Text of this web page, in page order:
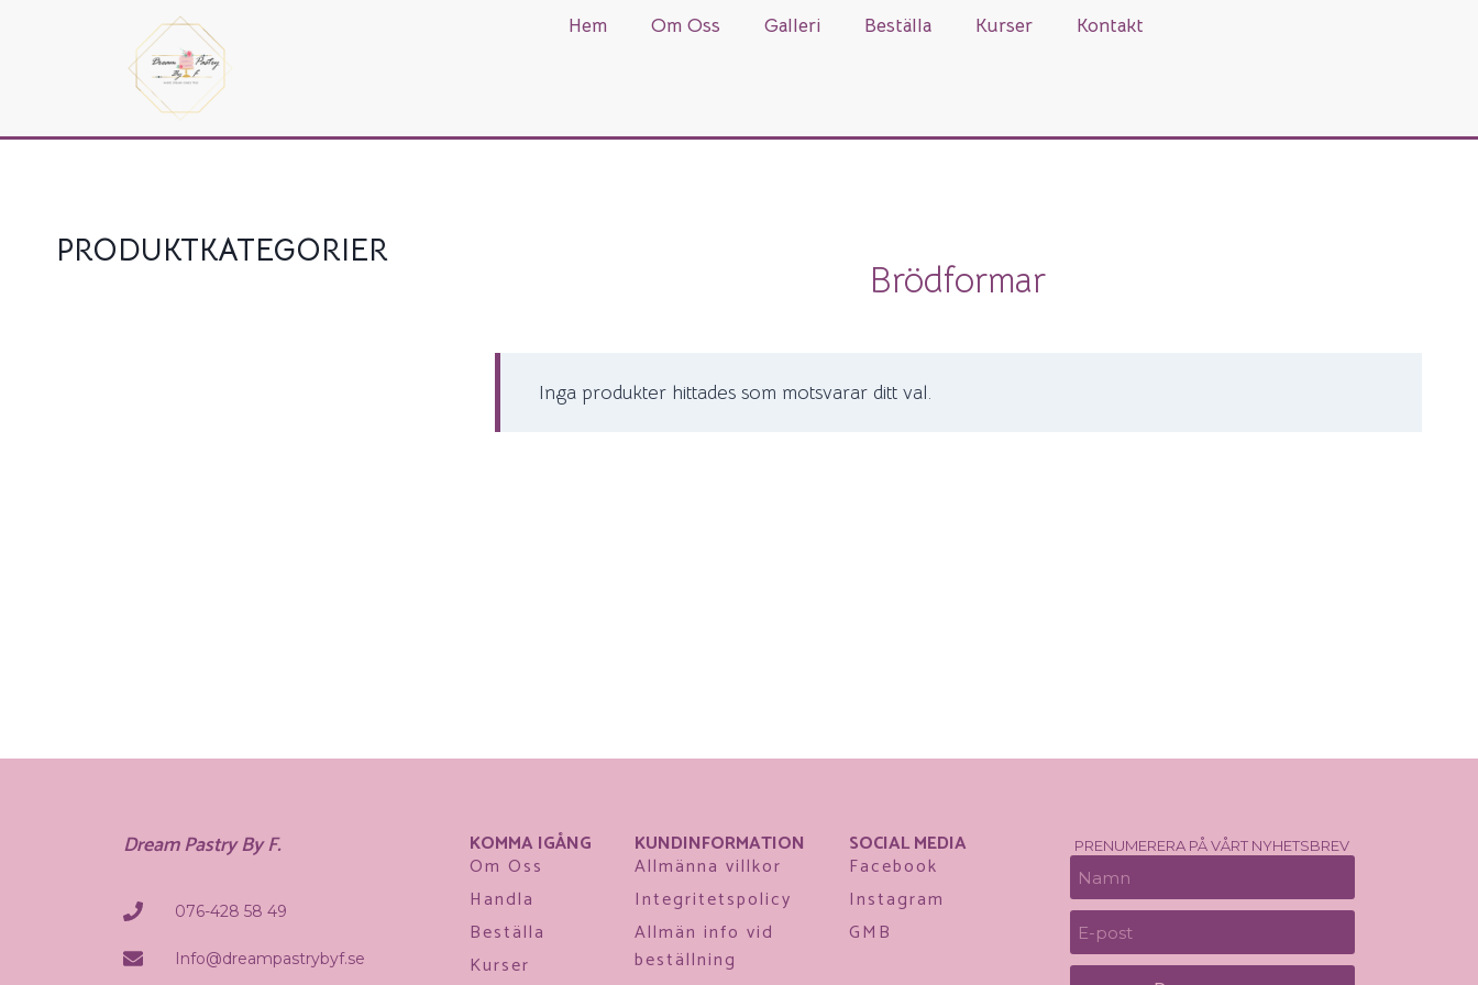
Hem Om Oss Galleri Beställa Kurser Kontakt
Brödformar
Inga produkter hittades som motsvarar ditt val.
PRODUKTKATEGORIER
Dream Pastry By F.
076-428 58 49
Info@dreampastrybyf.se
KOMMA IGÅNG
Om Oss
Handla
Beställa
Kurser
KUNDINFORMATION
Allmänna villkor
Integritetspolicy
Allmän info vid
beställning
SOCIAL MEDIA
Facebook
Instagram
GMB
PRENUMERERA PÅ VÅRT NYHETSBREV